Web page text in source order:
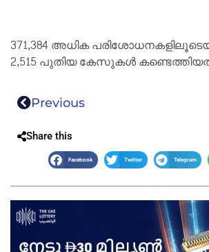
371,384 അധിക
2,515 പുതിയ കേസുകൾ
Previous
Share this
Facebook Twitter Telegram